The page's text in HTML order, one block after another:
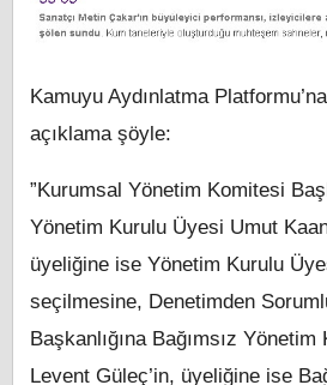
Kamuyu Aydınlatma
açıklama şöyle:
”Kurumsal Yönetim Komitesi
Yönetim Kurulu Üyesi Umut
üyeliğine ise Yönetim Kurulu
seçilmesine, Denetimden
Başkanlığına Bağımsız
Levent Güleç’in, üyeliğine ise